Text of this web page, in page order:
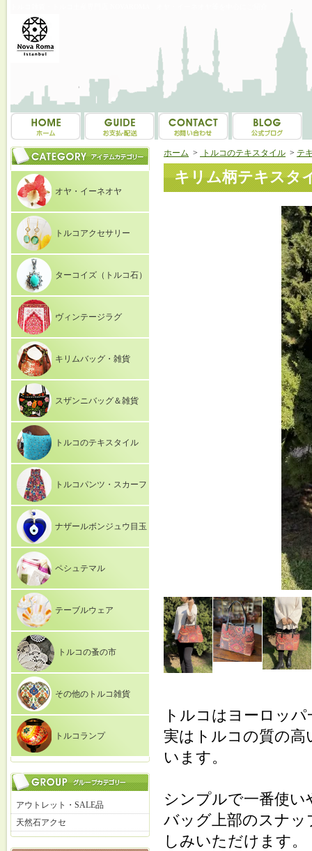
オヤ・イーネオヤ
トルコアクセサリー
ターコイズ（トルコ石）
ヴィンテージラグ
キリムバッグ・雑貨
スザンニバッグ＆雑貨
トルコのテキスタイル
トルコパンツ・スカーフ
ナザールボンジュウ目玉
ペシュテマル
テーブルウェア
トルコの蚤の市
その他のトルコ雑貨
トルコランプ
アウトレット・SALE品
天然石アクセ
ホーム > トルコのテキスタイル > テ
キリム柄テキスタ
トルコはヨーロッ
実はトルコの質の
います。
シンプルで一番使
バッグ上部のスナッ
しみいただけます。